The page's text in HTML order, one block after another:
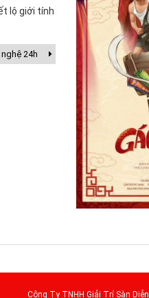
lộ giới tính
24h
Công Ty TNHH Giải Trí Sàn Diễn